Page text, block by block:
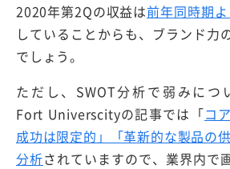
2020年第2Qの収益は前年同時期よ
していることからも、ブランド力
でしょう。
ただし、SWOT分析で弱みにつ
Fort Universcityの記事では「コ
成功は限定的」「革新的な製品の
分析されていますので、業界内で